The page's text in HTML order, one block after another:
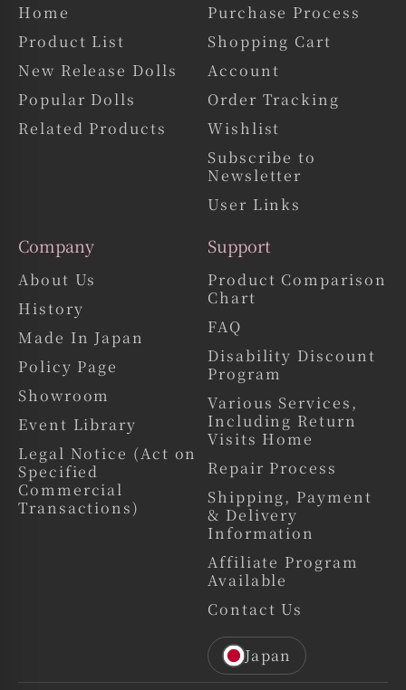
ールーム
本サテライト店は、
をはじめ、アダルトトイ やSMグッズ
ーズドウェア（古着）などを取り扱っており、幅広いニーズに対応
した空間となっております。
また、九州で唯一、実物をご確認いただける店舗となっており、
当サテライト店で標準セットをご成約いただいた場合
す。
初めての方でも安心してご来店いただける環境を整えておりますの
ぜひこの機会に実際の質感や魅力をご体感ください。
⸻
■ 店舗情報
&DOLL（アンドール）
住所：福岡県福岡市博多区博多駅中央街6-11-403
TEL：092-402-8210
⸻
■ アクセス
・JR「博多駅」筑紫口より徒歩30秒
Home
Product List
New Release Dolls
Popular Dolls
Related Products
Purchase Process
Shopping Cart
Account
Order Tracking
Wishlist
Subscribe to
Newsletter
User Links
Company
About Us
History
Made In Japan
Policy Page
Showroom
Event Library
Legal Notice (Act on
Specified
Commercial
Transactions)
Support
Product Comparison
Chart
FAQ
Disability Discount
Program
Various Services,
Including Return
Visits Home
Repair Process
Shipping, Payment
& Delivery
Information
Affiliate Program
Available
Contact Us
Japan